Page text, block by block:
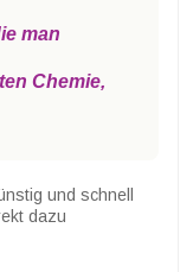
man
Chemie,
und schnell
dazu